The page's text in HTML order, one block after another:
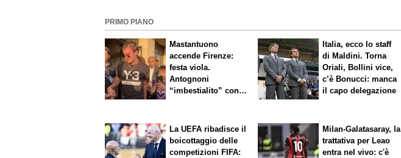
PRIMO PIANO
Mastantuono
accende Firenze:
festa viola.
Antognoni
“imbestialito” con
Italia, ecco lo staff
di Maldini. Torna
Oriali, Bollini vice,
c’è Bonucci: manca
il capo delegazione
La UEFA ribadisce il
boicottaggio delle
competizioni FIFA:
Milan-Galatasaray, la
trattativa per Leao
entra nel vivo: c'è